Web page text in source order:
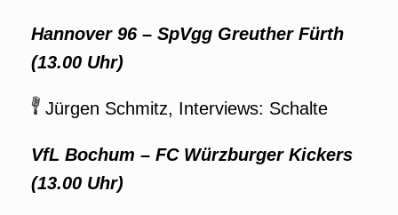
Hannover 96 – SpVgg Greuther Fürth
(13.00 Uhr)
Jürgen Schmitz, Interviews: Schalte
VfL Bochum – FC Würzburger Kickers
(13.00 Uhr)